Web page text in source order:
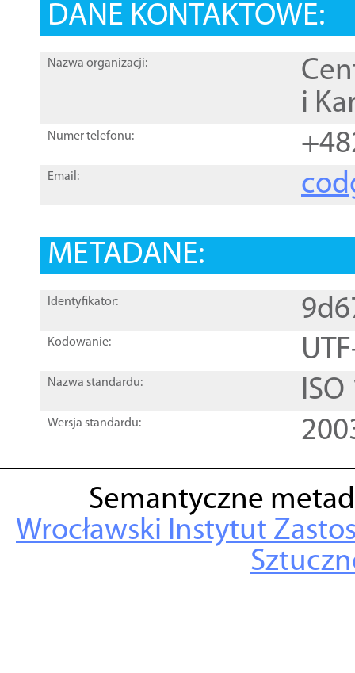
DANE KONTAKTOWE:
Nazwa organizacji:
i
Numer telefonu:
Email:
METADANE:
Identyfikator:
Kodowanie:
Nazwa standardu:
Wersja standardu:
Semantyczne
Wrocławski Instytut